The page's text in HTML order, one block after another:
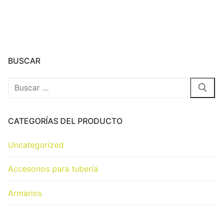
BUSCAR
CATEGORÍAS DEL PRODUCTO
Uncategorized
Accesorios para tubería
Armarios